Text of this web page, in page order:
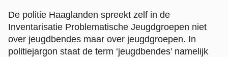
De politie Haaglanden spreekt zelf in de
Inventarisatie Problematische Jeugdgroepen niet
over jeugdbendes maar over jeugdgroepen. In
politiejargon staat de term ‘jeugdbendes’ namelijk